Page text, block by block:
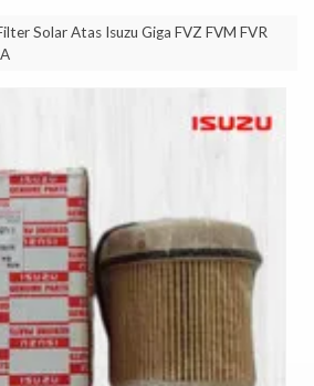
Solar Atas Isuzu Giga FVZ FVM FVR